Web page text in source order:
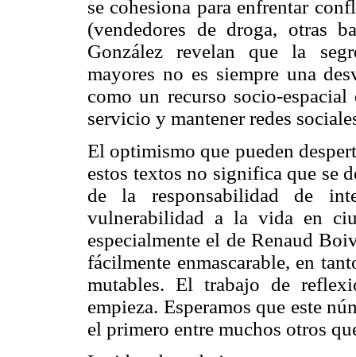
se cohesiona para enfrentar
(vendedores de droga, otras
González revelan que la
mayores no es siempre una
como un recurso socio-
servicio y mantener redes
El optimismo que pueden
estos textos no significa que se
de la responsabilidad de
vulnerabilidad a la vida en
especialmente el de Renaud
fácilmente enmascarable, en
mutables. El trabajo de
empieza. Esperamos que este
el primero entre muchos otros